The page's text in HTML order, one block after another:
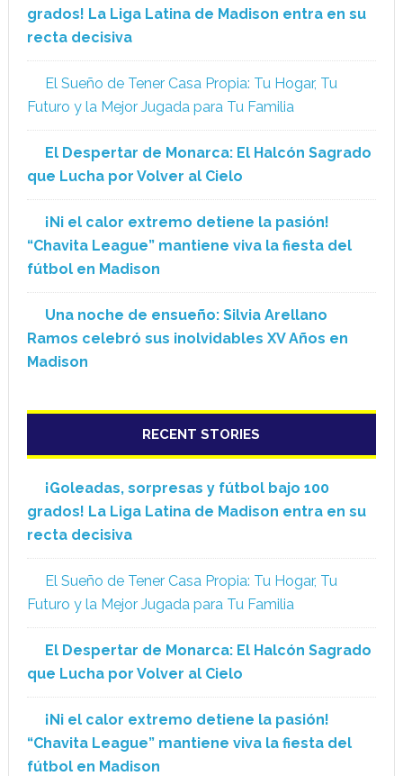
grados! La Liga Latina de Madison entra en su
recta decisiva
El Sueño de Tener Casa Propia: Tu Hogar, Tu
Futuro y la Mejor Jugada para Tu Familia
El Despertar de Monarca: El Halcón Sagrado
que Lucha por Volver al Cielo
¡Ni el calor extremo detiene la pasión!
“Chavita League” mantiene viva la fiesta del
fútbol en Madison
Una noche de ensueño: Silvia Arellano
Ramos celebró sus inolvidables XV Años en
Madison
RECENT STORIES
¡Goleadas, sorpresas y fútbol bajo 100
grados! La Liga Latina de Madison entra en su
recta decisiva
El Sueño de Tener Casa Propia: Tu Hogar, Tu
Futuro y la Mejor Jugada para Tu Familia
El Despertar de Monarca: El Halcón Sagrado
que Lucha por Volver al Cielo
¡Ni el calor extremo detiene la pasión!
“Chavita League” mantiene viva la fiesta del
fútbol en Madison